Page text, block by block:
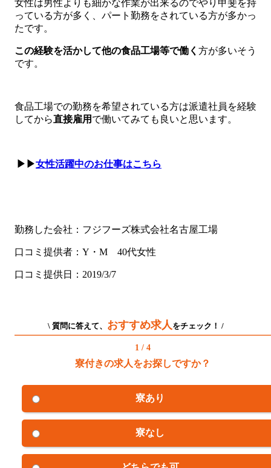
女性は男性よりも細かな作業が出来るのでやり甲斐を持
っている方が多く、パート勤務をされている方が多かっ
たです。
こ の経験を活かして他の食品工場等で働く 方が多いそう
です。
食品工場での勤務を希望されている方は派遣社員を経験
してから直接雇用 で働いてみても良いと思います。
▶▶女性活躍中のお仕事はこちら
勤務した会社：フジフーズ株式会社名古屋工場
口コミ提供者：Y・M 40代女性
口コミ提供日：2019/3/7
\ 質問に答えて、 おすすめ求人 をチェック！ /
1 / 4
寮付きの求人をお探しですか？
寮あり
寮なし